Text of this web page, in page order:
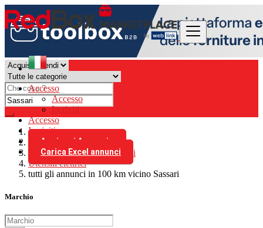
Accesso
Accesso
Iscriviti
Accesso
Iscriviti
Aggiungi Annuncio
Carica Excel annunci
Italia
Utensili elettrici e pneumatici
Utensili elettrici
tutti gli annunci in 100 km vicino Sassari
Marchio